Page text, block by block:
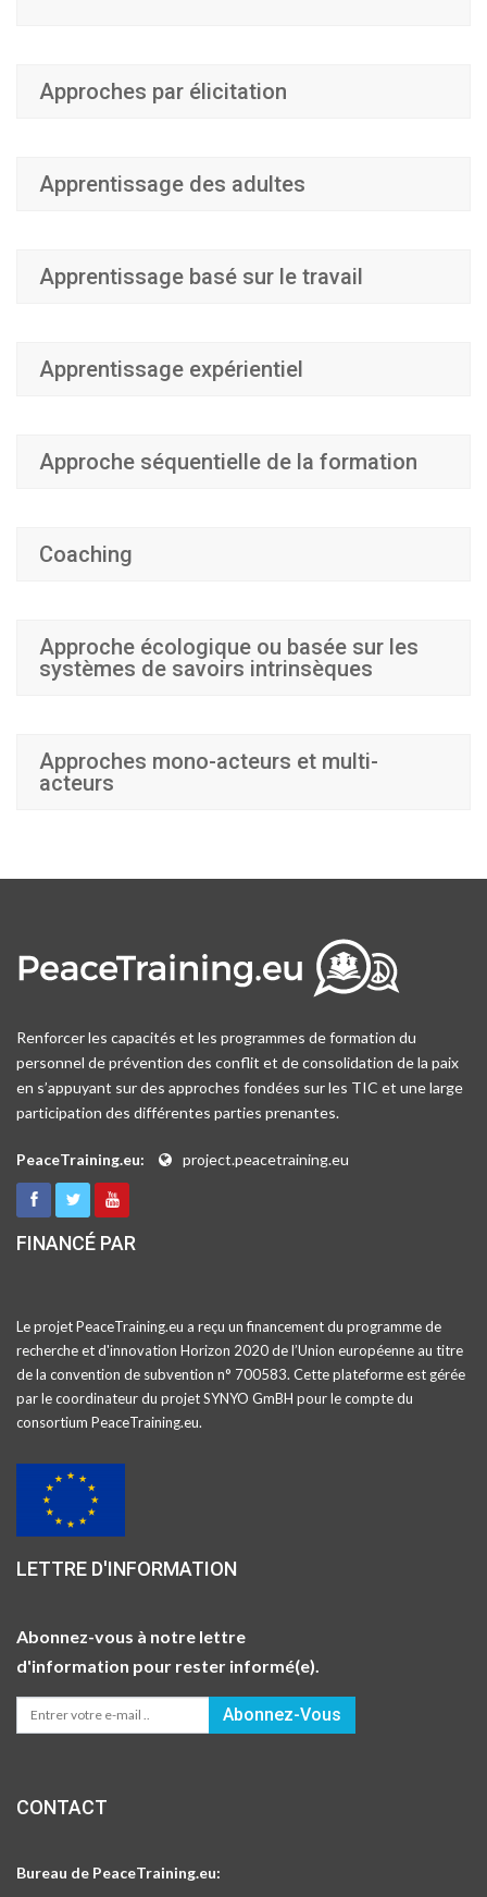
Approches par élicitation
Apprentissage des adultes
Apprentissage basé sur le travail
Apprentissage expérientiel
Approche séquentielle de la formation
Coaching
Approche écologique ou basée sur les
systèmes de savoirs intrinsèques
Approches mono-acteurs et multi-
acteurs
Renforcer les capacités et les programmes de formation du
personnel de prévention des conflit et de consolidation de la paix
en s’appuyant sur des approches fondées sur les TIC et une large
participation des différentes parties prenantes.
PeaceTraining.eu: project.peacetraining.eu
FINANCÉ PAR
Le projet PeaceTraining.eu a reçu un financement du programme de
recherche et d'innovation Horizon 2020 de l’Union européenne au titre
de la convention de subvention n° 700583. Cette plateforme est gérée
par le coordinateur du projet SYNYO GmBH pour le compte du
consortium PeaceTraining.eu.
LETTRE D'INFORMATION
Abonnez-vous à notre lettre
d'information pour rester informé(e).
Abonnez-Vous
CONTACT
Bureau de PeaceTraining.eu: